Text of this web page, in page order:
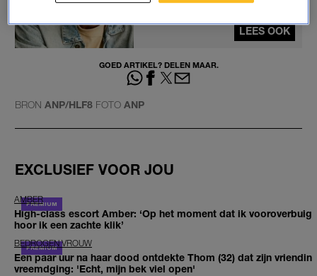
LEES OOK
GOED ARTIKEL? DELEN MAAR.
BRON ANP/HLF8 FOTO ANP
EXCLUSIEF VOOR JOU
AMBER
High-class escort Amber: ‘Op het moment dat ik vooroverbuig
hoor ik een zachte klik’
BEDROGEN VROUW
Een paar uur na haar dood ontdekte Thom (32) dat zijn vriendin
vreemdging: 'Echt, mijn bek viel open'